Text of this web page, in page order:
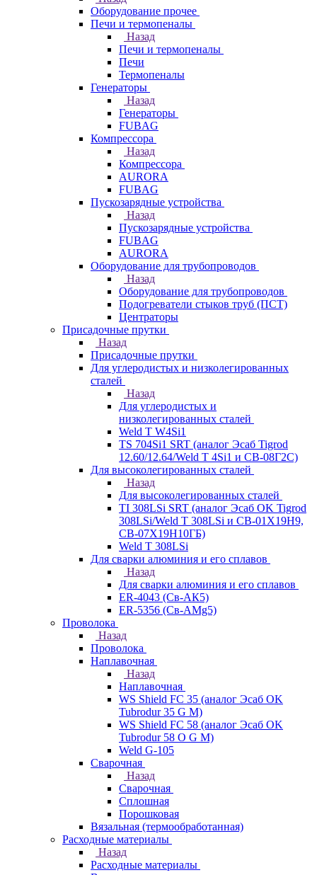
Оборудование прочее
Печи и термопеналы
Назад
Печи и термопеналы
Печи
Термопеналы
Генераторы
Назад
Генераторы
FUBAG
Компрессора
Назад
Компрессора
AURORA
FUBAG
Пускозарядные устройства
Назад
Пускозарядные устройства
FUBAG
AURORA
Оборудование для трубопроводов
Назад
Оборудование для трубопроводов
Подогреватели стыков труб (ПСТ)
Центраторы
Присадочные прутки
Назад
Присадочные прутки
Для углеродистых и низколегированных
сталей
Назад
Для углеродистых и
низколегированных сталей
Weld T W4Si1
TS 704Si1 SRT (аналог Эсаб Tigrod
12.60/12.64/Weld T 4Si1 и СВ-08Г2С)
Для высоколегированных сталей
Назад
Для высоколегированных сталей
TI 308LSi SRT (аналог Эсаб OK Tigrod
308LSi/Weld T 308LSi и СВ-01Х19Н9,
СВ-07Х19Н10ГБ)
Weld T 308LSi
Для сварки алюминия и его сплавов
Назад
Для сварки алюминия и его сплавов
ER-4043 (Св-АК5)
ER-5356 (Св-АМg5)
Проволока
Назад
Проволока
Наплавочная
Назад
Наплавочная
WS Shield FC 35 (аналог Эсаб OK
Tubrodur 35 G M)
WS Shield FC 58 (аналог Эсаб OK
Tubrodur 58 O G M)
Weld G-105
Сварочная
Назад
Сварочная
Сплошная
Порошковая
Вязальная (термообработанная)
Расходные материалы
Назад
Расходные материалы